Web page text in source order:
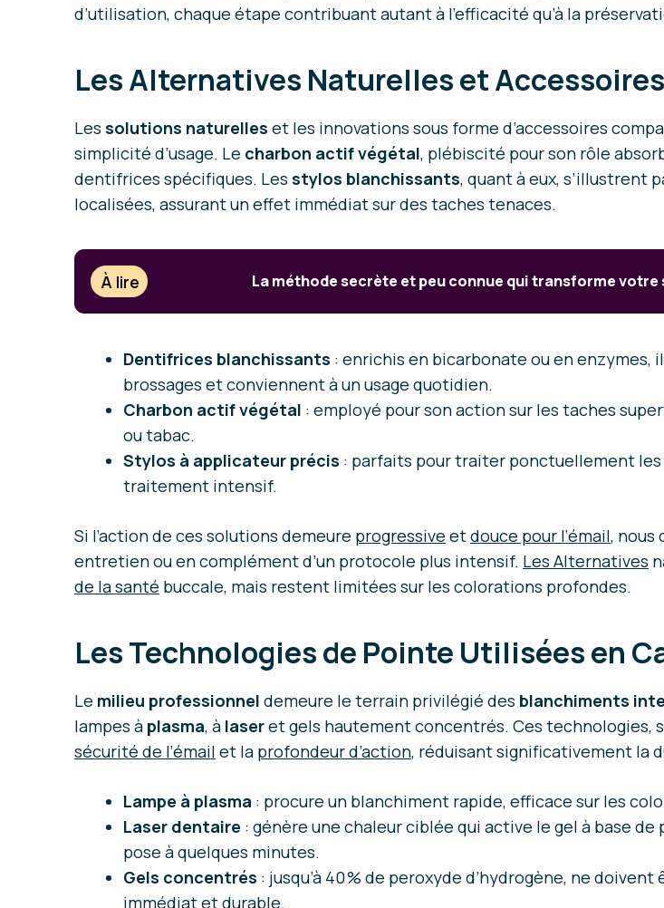
d’utilisation, chaque étape contribuant autant à l’efficacité qu’à la
Les Alternatives Naturelles et
Les solutions naturelles et les innovations sous forme d’accessoires
simplicité d’usage. Le charbon actif végétal, plébiscité pour son rôle
dentifrices spécifiques. Les stylos blanchissants, quant à eux, s’illustrent
localisées, assurant un effet immédiat sur des taches tenaces.
À lire La méthode secrète et peu connue qui transforme
Dentifrices blanchissants : enrichis en bicarbonate ou en enzymes,
brossages et conviennent à un usage quotidien.
Charbon actif végétal : employé pour son action sur les taches
ou tabac.
Stylos à applicateur précis : parfaits pour traiter ponctuellement
traitement intensif.
Si l’action de ces solutions demeure progressive etdouce pour l’émail, nous
entretien ou en complément d’un protocole plus intensif. Les Alternatives
de la santé buccale, mais restent limitées sur les colorations profondes.
Les Technologies de Pointe Utilisées en
Le milieu professionnel demeure le terrain privilégié des blanchiments
lampes à plasma, à laseret gels hautement concentrés. Ces technologies,
sécurité de l’émail et la profondeur d’action, réduisant significativement la
Lampe à plasma : procure un blanchiment rapide, efficace sur les
Laser dentaire : génère une chaleur ciblée qui active le gel à base
pose à quelques minutes.
Gels concentrés : jusqu’à 40 % de peroxyde d’hydrogène, ne
immédiat et durable.